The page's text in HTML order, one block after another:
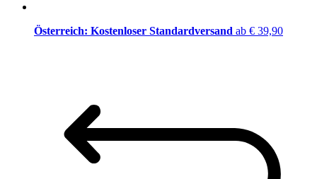
Österreich: Kostenloser Standardversand ab € 39,90